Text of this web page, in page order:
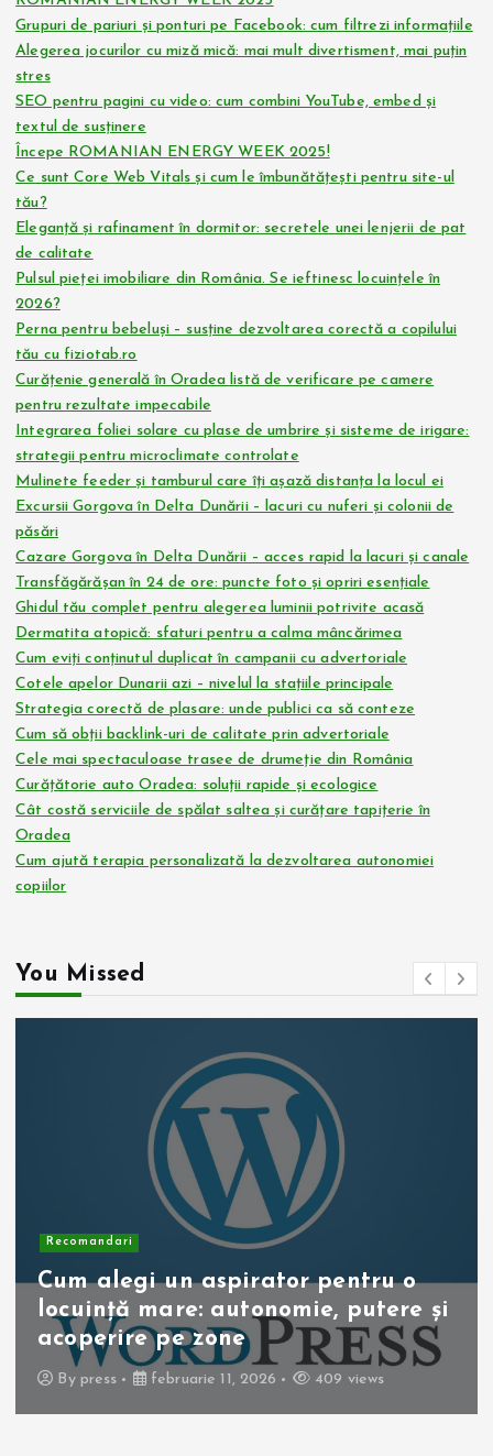
Grupuri de pariuri și ponturi pe Facebook: cum filtrezi informațiile
Alegerea jocurilor cu miză mică: mai mult divertisment, mai puțin
stres
SEO pentru pagini cu video: cum combini YouTube, embed și
textul de susținere
Începe ROMANIAN ENERGY WEEK 2025!
Ce sunt Core Web Vitals și cum le îmbunătățești pentru site-ul
tău?
Eleganță și rafinament în dormitor: secretele unei lenjerii de pat
de calitate
Pulsul pieței imobiliare din România. Se ieftinesc locuințele în
2026?
Perna pentru bebeluși – susține dezvoltarea corectă a copilului
tău cu fiziotab.ro
Curățenie generală în Oradea listă de verificare pe camere
pentru rezultate impecabile
Integrarea foliei solare cu plase de umbrire și sisteme de irigare:
strategii pentru microclimate controlate
Mulinete feeder și tamburul care îți așază distanța la locul ei
Excursii Gorgova în Delta Dunării – lacuri cu nuferi și colonii de
păsări
Cazare Gorgova în Delta Dunării – acces rapid la lacuri și canale
Transfăgărășan în 24 de ore: puncte foto și opriri esențiale
Ghidul tău complet pentru alegerea luminii potrivite acasă
Dermatita atopică: sfaturi pentru a calma mâncărimea
Cum eviți conținutul duplicat în campanii cu advertoriale
Cotele apelor Dunarii azi – nivelul la stațiile principale
Strategia corectă de plasare: unde publici ca să conteze
Cum să obții backlink-uri de calitate prin advertoriale
Cele mai spectaculoase trasee de drumeție din România
Curățătorie auto Oradea: soluții rapide și ecologice
Cât costă serviciile de spălat saltea și curățare tapițerie în
Oradea
Cum ajută terapia personalizată la dezvoltarea autonomiei
copiilor
You Missed
Recomandari
Cum alegi un aspirator pentru o
locuință mare: autonomie, putere și
acoperire pe zone
By press februarie 11, 2026 409 views